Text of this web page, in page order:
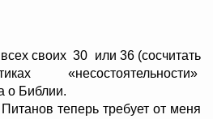
своих 30 или 36 (сосчитать
«несостоятельности»
о Библии.
теперь требует от меня